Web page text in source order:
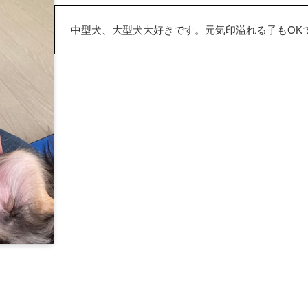
中型犬、大型犬大好きです。元気印溢れる子もOK